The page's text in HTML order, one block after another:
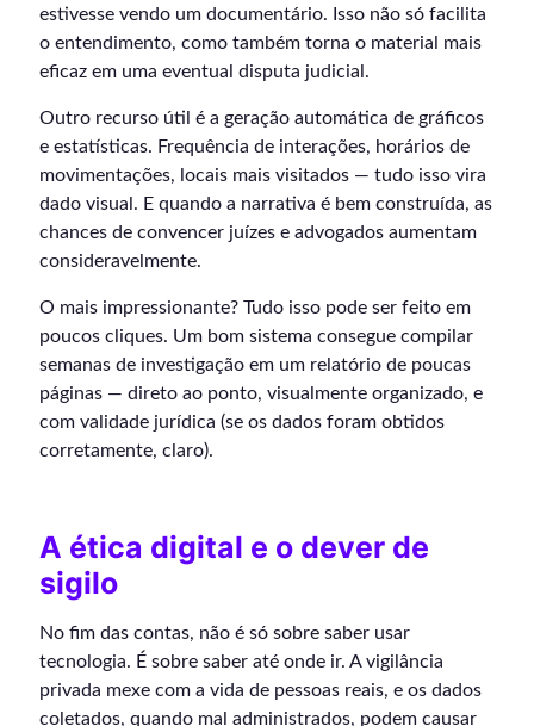
estivesse vendo um documentário. Isso não só facilita
o entendimento, como também torna o material mais
eficaz em uma eventual disputa judicial.
Outro recurso útil é a geração automática de gráficos
e estatísticas. Frequência de interações, horários de
movimentações, locais mais visitados — tudo isso vira
dado visual. E quando a narrativa é bem construída, as
chances de convencer juízes e advogados aumentam
consideravelmente.
O mais impressionante? Tudo isso pode ser feito em
poucos cliques. Um bom sistema consegue compilar
semanas de investigação em um relatório de poucas
páginas — direto ao ponto, visualmente organizado, e
com validade jurídica (se os dados foram obtidos
corretamente, claro).
A ética digital e o dever de
sigilo
No fim das contas, não é só sobre saber usar
tecnologia. É sobre saber até onde ir. A vigilância
privada mexe com a vida de pessoas reais, e os dados
coletados, quando mal administrados, podem causar